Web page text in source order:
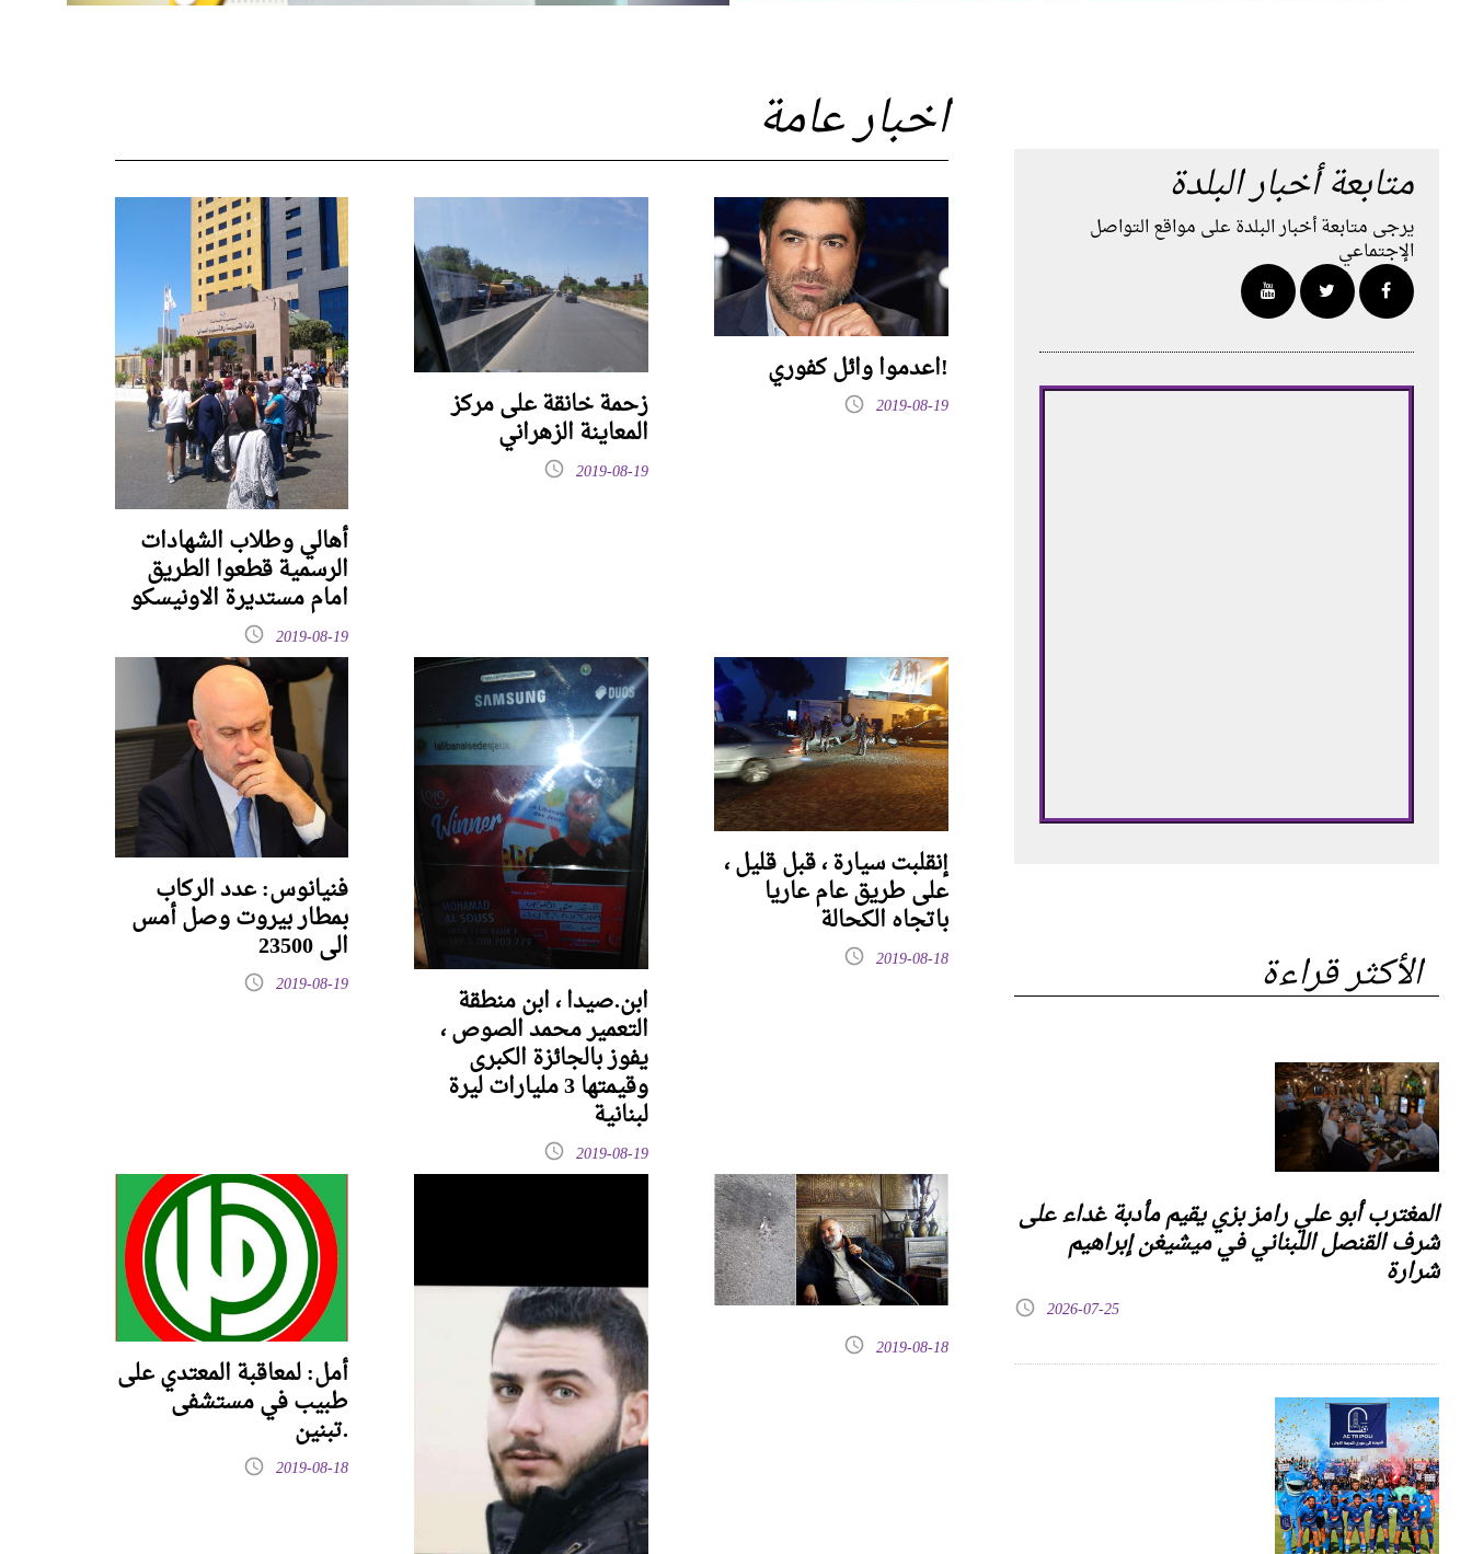
اخبار عامة
أهالي وطلاب الشهادات
الرسمية قطعوا الطريق
امام مستديرة الاونيسكو
2019-08-19
زحمة خانقة على مركز
المعاينة الزهراني
2019-08-19
اعدموا وائل كفوري!
2019-08-19
فنيانوس: عدد الركاب
بمطار بيروت وصل أمس
الى 23500
2019-08-19 ابن.صيدا ، ابن منطقة
التعمير محمد الصوص ،
يفوز بالجائزة الكبرى
وقيمتها 3 مليارات ليرة
لبنانية
2019-08-19
إنقلبت سيارة ، قبل قليل ،
على طريق عام عاريا
باتجاه الكحالة
2019-08-18
أمل: لمعاقبة المعتدي على
طبيب في مستشفى
تبنين.
2019-08-18
2019-08-18
متابعة أخبار البلدة
يرجى متابعة أخبار البلدة على مواقع التواصل
الإجتماعي
الأكثر قراءة
المغترب أبو علي رامز بزي يقيم مأدبة غداء على
شرف القنصل اللبناني في ميشيغن إبراهيم
شرارة
2026-07-25